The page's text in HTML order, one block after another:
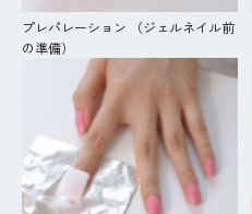
プレパレーション （ジェルネイル前
の準備）